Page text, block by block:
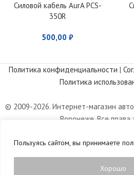
Пользуясь сайтом, вы принимаете
Хорошо
Силовой кабель AurA PCS-
350R
500,00 ₽
Политика конфиденциальности |
Политика
© 2009-2026. Интернет-магазин
Воронеже. Все права
характер и не является
положениями статьи 437